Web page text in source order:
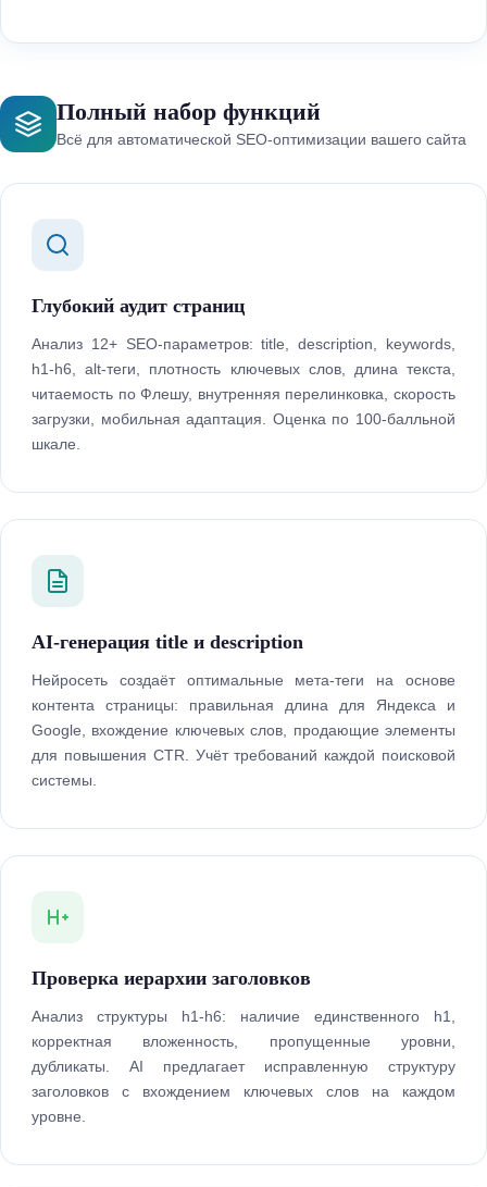
Полный набор функций
Всё для автоматической SEO-оптимизации вашего сайта
Глубокий аудит страниц
Анализ 12+ SEO-параметров: title, description, keywords,
h1-h6, alt-теги, плотность ключевых слов, длина текста,
читаемость по Флешу, внутренняя перелинковка, скорость
загрузки, мобильная адаптация. Оценка по 100-балльной
шкале.
AI-генерация title и description
Нейросеть создаёт оптимальные мета-теги на основе
контента страницы: правильная длина для Яндекса и
Google, вхождение ключевых слов, продающие элементы
для повышения CTR. Учёт требований каждой поисковой
системы.
Проверка иерархии заголовков
Анализ структуры h1-h6: наличие единственного h1,
корректная вложенность, пропущенные уровни,
дубликаты. AI предлагает исправленную структуру
заголовков с вхождением ключевых слов на каждом
уровне.